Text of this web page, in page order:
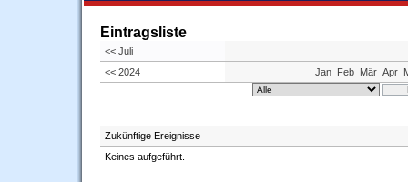
Eintragsliste
<< Juli
<< 2024
Jan Feb Mär Apr
Zukünftige Ereignisse
Keines aufgeführt.